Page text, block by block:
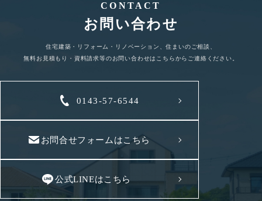
CONTACT
お問い合わせ
住宅建築・リフォーム・リノベーション、住まいのご相談、
無料お見積もり・資料請求等のお問い合わせはこちらからご連絡ください。
0143-57-6544
お問合せフォームはこちら
公式LINEはこちら